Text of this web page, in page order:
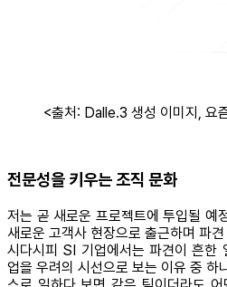
<출처: Dalle.3 생성 이미지, 요
전문성을 키우는 조직 문화
저는 곧 새로운 프로젝트에 투입될 예
새로운 고객사 현장으로 출근하며 파
시다시피 SI 기업에서는 파견이 흔한
업을 우려의 시선으로 보는 이유 중 하